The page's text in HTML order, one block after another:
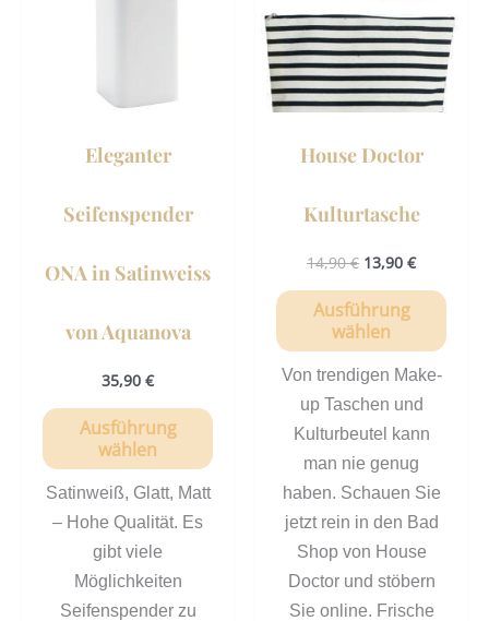
Eleganter
Seifenspender
ONA in Satinweiss
von Aquanova
35,90 €
Ausführung
wählen
Varianten
Optionen
Produktseite
Satinweiß, Glatt, Matt
– Hohe Qualität. Es
gibt viele
Möglichkeiten
Seifenspender zu
House Doctor
Kulturtasche
14,90€ 13,90 €
Ausführung
wählen
auf.
Die
Von trendigen Make-
up Taschen und
Kulturbeutel kann
man nie genug
haben. Schauen Sie
jetzt rein in den Bad
Shop von House
Doctor und stöbern
Sie online. Frische